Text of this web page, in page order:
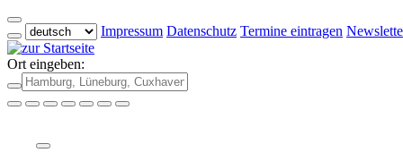
Impressum Datenschutz Termine eintragen
Ort eingeben: